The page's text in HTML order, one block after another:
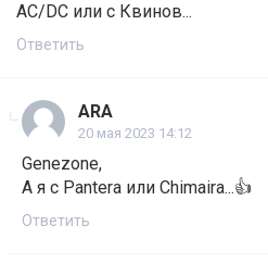
AC/DC или с Квинов...
Ответить
ARA
20 мая 2023 14:12
Genezone,
А я с Pantera или Chimaira...👍
Ответить